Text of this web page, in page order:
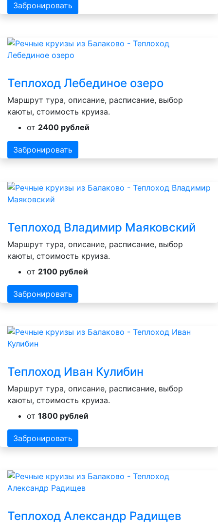
Забронировать
Теплоход Лебединое озеро
Маршрут тура, описание, расписание, выбор
каюты, стоимость круиза.
от 2400 рублей
Забронировать
Теплоход Владимир Маяковский
Маршрут тура, описание, расписание, выбор
каюты, стоимость круиза.
от 2100 рублей
Забронировать
Теплоход Иван Кулибин
Маршрут тура, описание, расписание, выбор
каюты, стоимость круиза.
от 1800 рублей
Забронировать
Теплоход Александр Радищев